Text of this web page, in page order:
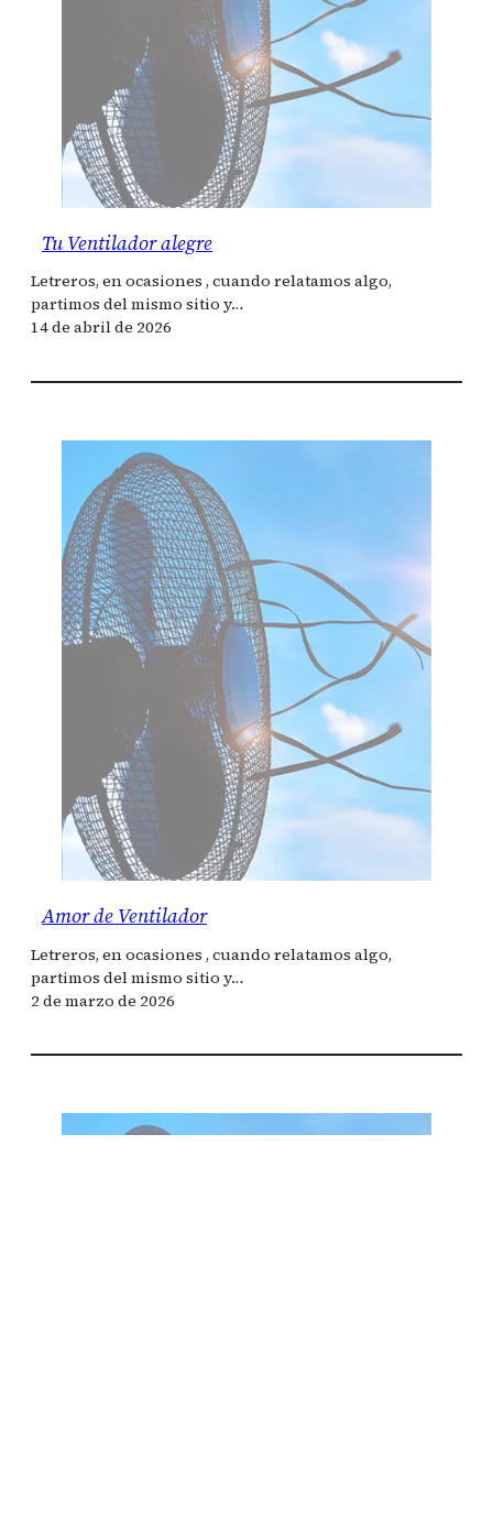
Tu Ventilador alegre
Letreros, en ocasiones , cuando relatamos algo,
partimos del mismo sitio y…
14 de abril de 2026
Amor de Ventilador
Letreros, en ocasiones , cuando relatamos algo,
partimos del mismo sitio y…
2 de marzo de 2026